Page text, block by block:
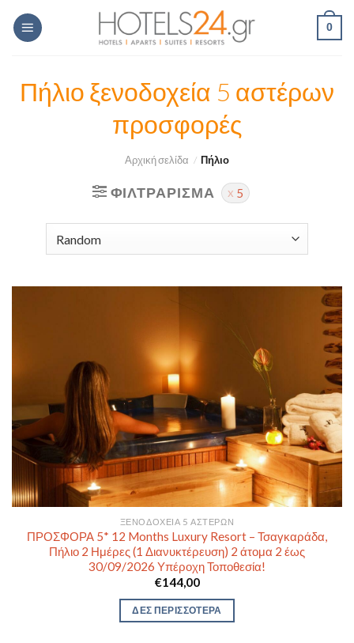
Skip
0
Πήλιο ξενοδοχεία 5 αστέρων
προσφορές
Αρχική σελίδα / Πήλιο
ΦΙΛΤΡΆΡΙΣΜΑ 5
ΞΕΝΟΔΟΧΕΊΑ 5 ΑΣΤΈΡΩΝ
ΠΡΟΣΦΟΡΑ 5* 12 Months Luxury Resort – Τσαγκαράδα,
Πήλιο 2 Ημέρες (1 Διανυκτέρευση) 2 άτομα 2 έως
30/09/2026 Υπέροχη Τοποθεσία!
€144,00
ΔΕΣ ΠΕΡΙΣΣΟΤΕΡΑ